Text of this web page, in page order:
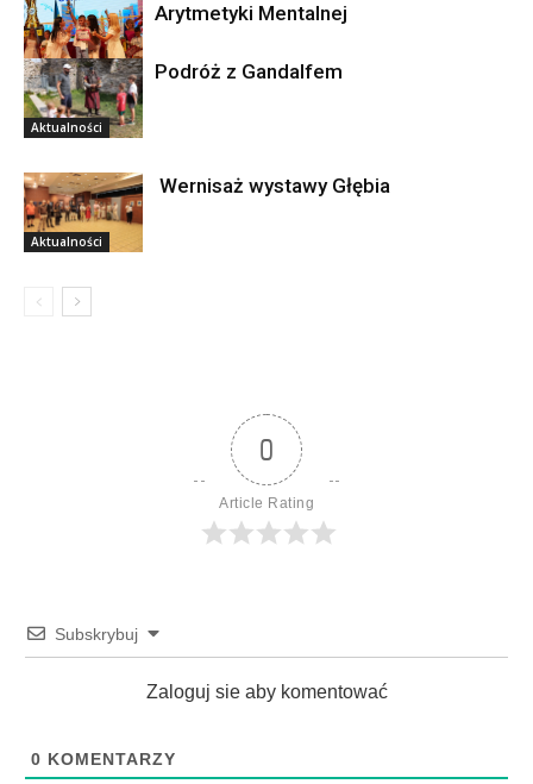
Aktualności
Arytmetyki Mentalnej
Aktualności
Podróż z Gandalfem
Aktualności
Wernisaż wystawy Głębia
0
Article Rating
Subskrybuj
Zaloguj sie aby komentować
0 KOMENTARZY